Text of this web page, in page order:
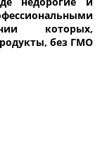
которых,
без ГМО